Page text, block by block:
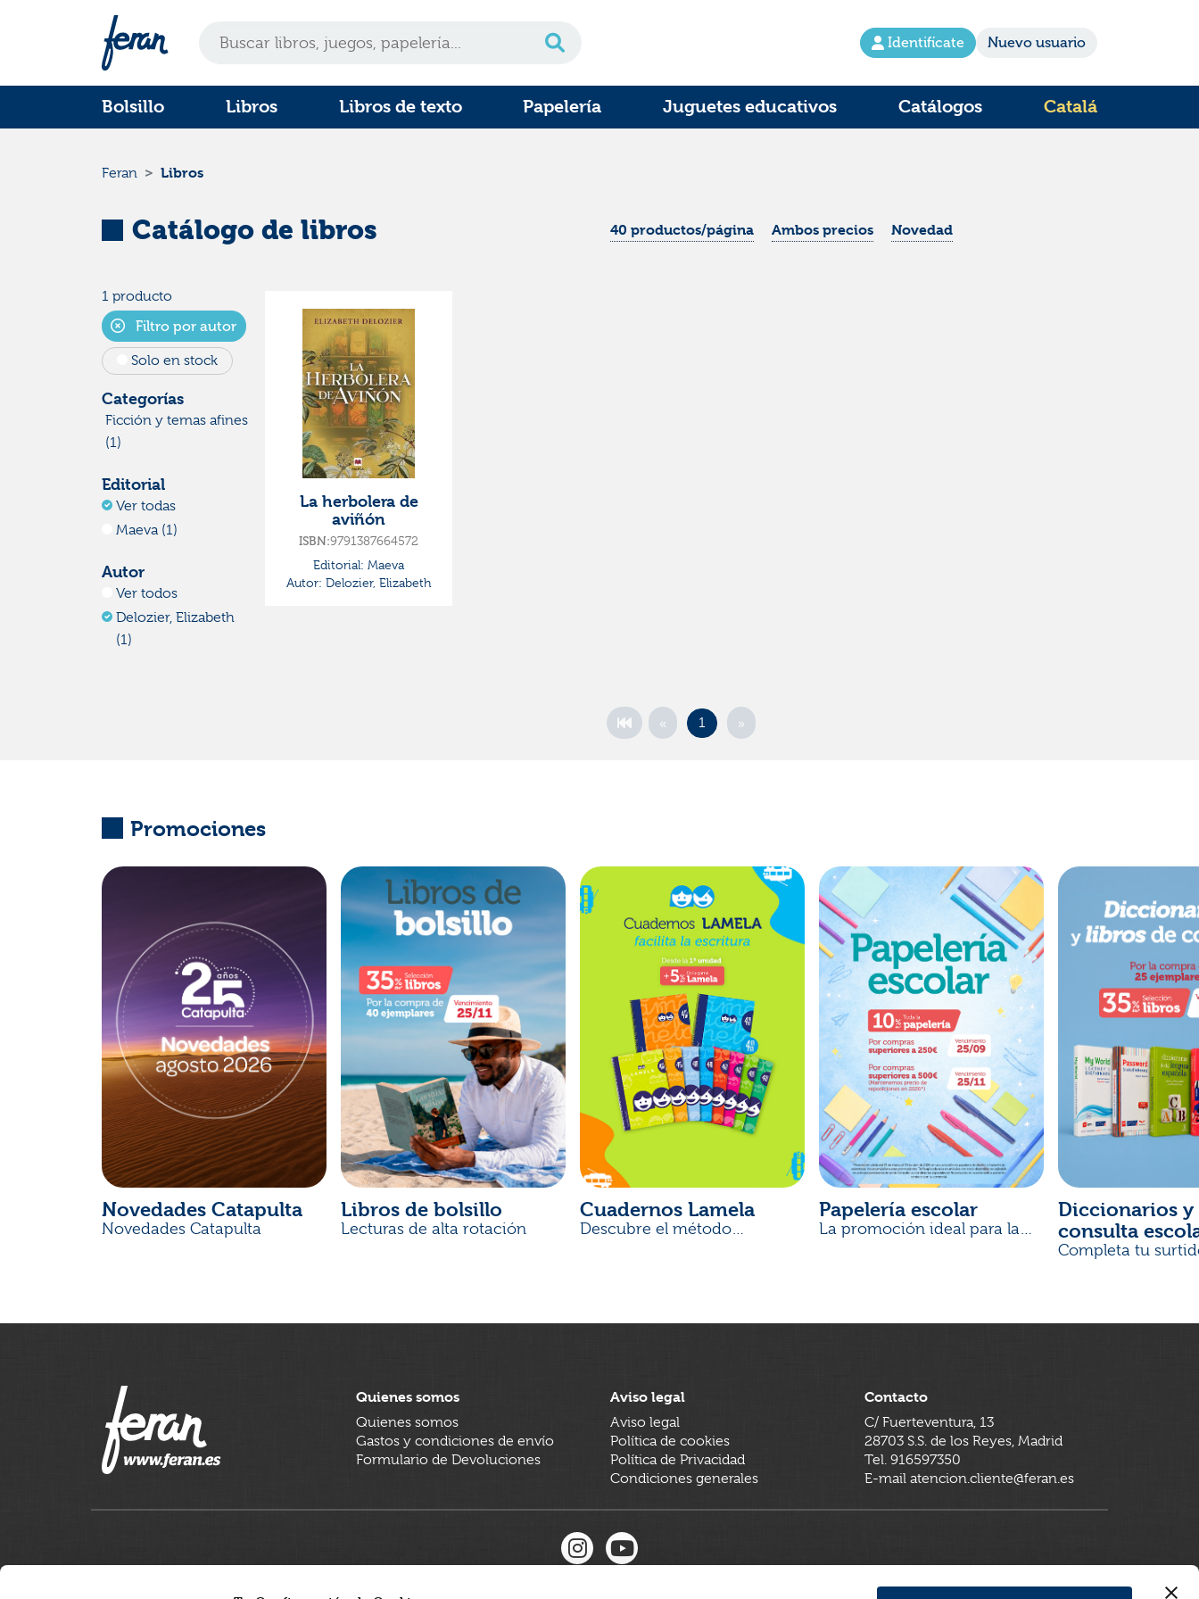
Identifícate Nuevo usuario
Bolsillo Libros Libros de texto Papelería Juguetes educativos Catálogos Catalá
Feran Libros
Catálogo de libros 40 productos/página Ambos precios Novedad
1 producto
Filtro por autor
Solo en stock
Categorías
Ficción y temas afines
(1)
Editorial
Ver todas
Maeva (1)
Autor
Ver todos
Delozier, Elizabeth
(1)
La herbolera de
aviñón
ISBN:9791387664572
Editorial: Maeva
Autor: Delozier, Elizabeth
« 1 »
Promociones
Novedades Catapulta
Novedades Catapulta
Libros de bolsillo
Lecturas de alta rotación
Cuadernos Lamela
Descubre el método
Papelería escolar
La promoción ideal para la
Diccionarios y
consulta
Completa tu
Quienes somos
Quienes somos
Gastos y condiciones de envío
Formulario de Devoluciones
Aviso legal
Aviso legal
Política de cookies
Política de Privacidad
Condiciones generales
Contacto
C/ Fuerteventura, 13
28703 S.S. de los Reyes, Madrid
Tel. 916597350
E-mail atencion.cliente@feran.es